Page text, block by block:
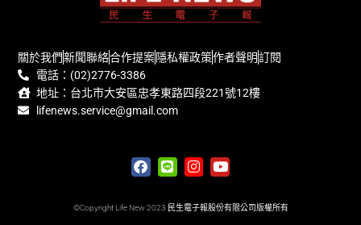
關於我們新聞聯絡合作提案隱私權政策作者聲明訂閱
電話：(02)2776-3386
地址：台北市大安區忠孝東路四段221號12樓
lifenews.service@gmail.com
©Copyright Life New 2023 民生電子報股份有限公司版權所有